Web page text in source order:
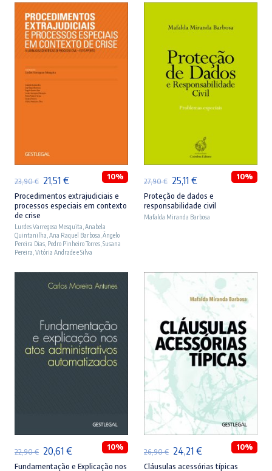
23,90€ O
preço
original
era:
23,90 €.
21,51 €O
preço
atual
é:
21,51 €.
10%
Procedimentos extrajudiciais e
processos especiais em contexto
de crise
Lurdes Varregoso Mesquita Anabela
Quintanilha Ana Raquel Barbosa Ângelo
Pereira Dias Pedro Pinheiro Torres Susana
Pereira Vitória Andrade e Silva
ADICIONAR
27,90€ O
preço
original
25,11 €O
preço
atual
10%
Proteção de dados e
responsabilidade civil
Mafalda Miranda Barbosa
22,90€ O
preço
20,61 €O
preço
10%
Fundamentação e Explicação nos
ADICIONAR
26,90€ O
preço
24,21 €O
preço
10%
Cláusulas acessórias típicas